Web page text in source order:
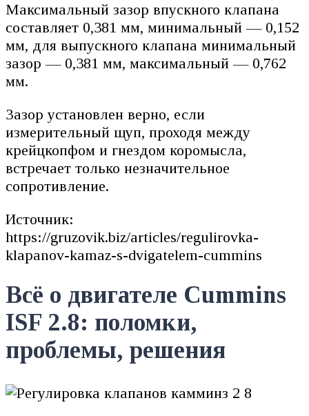
Максимальный зазор впускного клапана
составляет 0,381 мм, минимальный — 0,152
мм, для выпускного клапана минимальный
зазор — 0,381 мм, максимальный — 0,762
мм.
Зазор установлен верно, если
измерительный щуп, проходя между
крейцкопфом и гнездом коромысла,
встречает только незначительное
сопротивление.
Источник:
https://gruzovik.biz/articles/regulirovka-
klapanov-kamaz-s-dvigatelem-cummins
Всё о двигателе Cummins
ISF 2.8: поломки,
проблемы, решения